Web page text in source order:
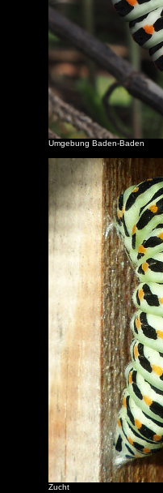
Umgebung Baden-Baden
Zucht